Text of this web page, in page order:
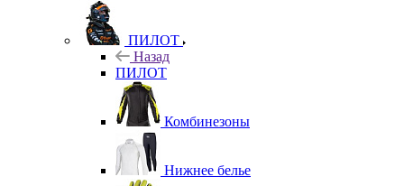
ПИЛОТ
Назад
ПИЛОТ
Комбинезоны
Нижнее белье